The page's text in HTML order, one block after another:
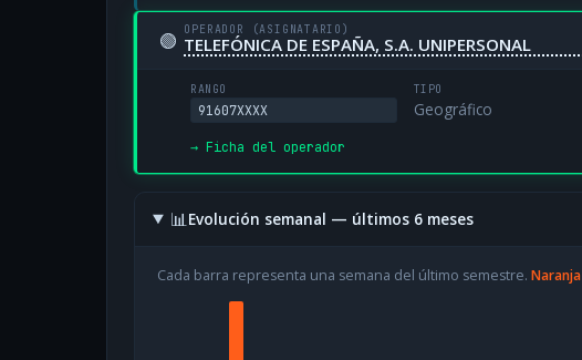
🟢 OPERADOR (ASIGNATARIO)
TELEFÓNICA DE ESPAÑA, S.A. UNIPERSONAL
RANGO
91607XXXX
TIPO
Geográfico
→ Ficha del operador
📊Evolución semanal — últimos 6 meses
Cada barra representa una semana del último semestre. Naranja